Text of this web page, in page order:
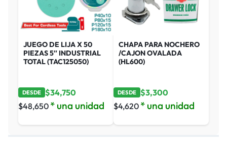
JUEGO DE LIJA X 50
PIEZAS 5″ INDUSTRIAL
TOTAL (TAC125050)
DESDE $34,750
$48,650 * una unidad
CHAPA PARA NOCHERO
/CAJON OVALADA
(HL600)
DESDE $3,300
$4,620 * una unidad